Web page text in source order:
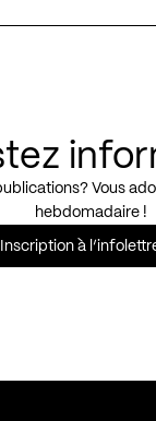
Vous
hebdomadaire !
Inscription à